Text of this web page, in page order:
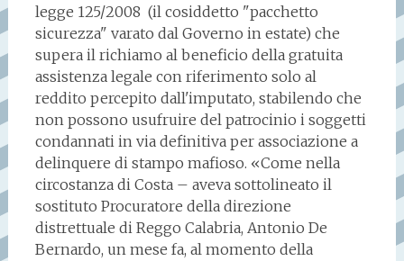
legge 125/2008 (il cosiddetto "pacchetto
sicurezza" varato dal Governo in estate) che
supera il richiamo al beneficio del­la gratuita
assistenza legale con riferimento solo al
reddito per­cepito dall'imputato, stabilendo che
non possono usufrui­re del patrocinio i soggetti
con­dannati in via definitiva per as­sociazione a
delinquere di stam­po mafioso. «Come nella
circo­stanza di Costa – aveva sottolineato il
sostituto Procuratore della direzione
distrettuale di Reggo Calabria, Antonio De
Bernardo, un mese fa, al momento della